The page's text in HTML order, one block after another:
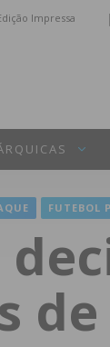
Impressa
FUTEBOL